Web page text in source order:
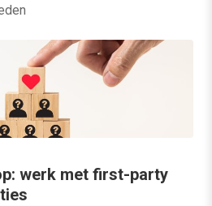
werk met first-party